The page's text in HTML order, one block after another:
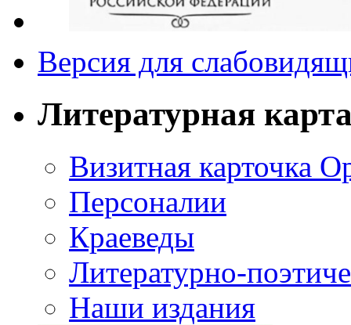
Версия для
Литературная
Визитная карточка
Персоналии
Краеведы
Литературно-
Наши издания